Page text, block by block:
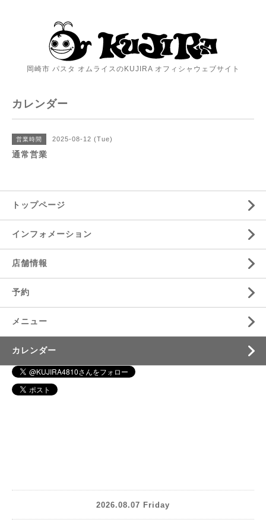
岡崎市 パスタ オムライスのKUJIRA オフィシャウェブサイト
カレンダー
営業時間 2025-08-12 (Tue)
通常営業
トップページ
インフォメーション
店舗情報
予約
メニュー
カレンダー
2026.08.07 Friday